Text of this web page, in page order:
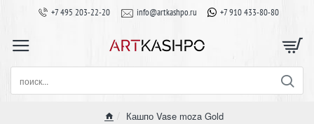
+7 495 203-22-20 info@artkashpo.ru +7 910 433-80-80
поиск...
Кашпо Vase moza Gold